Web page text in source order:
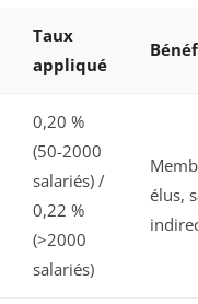
Taux
appliqué
0,20 %
(50-2000
salariés) /
0,22 %
(>2000
salariés)
élus,